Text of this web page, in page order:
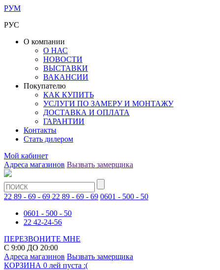
РУМ
РУС
О компании
О НАС
НОВОСТИ
ВЫСТАВКИ
ВАКАНСИИ
Покупателю
КАК КУПИТЬ
УСЛУГИ ПО ЗАМЕРУ И МОНТАЖУ
ДОСТАВКА И ОПЛАТА
ГАРАНТИИ
Контакты
Стать дилером
Мой кабинет
Адреса магазинов Вызвать замерщика
22 89 - 69 - 69 22 89 - 69 - 69 0601 - 500 - 50
0601 - 500 - 50
22 42-24-56
ПЕРЕЗВОНИТЕ МНЕ
С 9:00 ДО 20:00
Адреса магазинов Вызвать замерщика
КОРЗИНА 0 лей пуста :(